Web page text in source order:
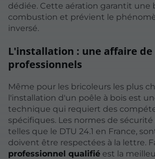
dédiée. Cette aération garantit une
combustion et prévient le
inversé.
L'installation : une affaire de
professionnels
Même pour les bricoleurs les plus
l'installation d'un poêle à bois est
technique qui requiert des
spécifiques. Les normes de
telles que le DTU 24.1 en France,
doivent être respectées à la lettre.
professionnel qualifié est la